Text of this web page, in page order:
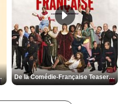
VF De la Comédie-Française Teaser VF